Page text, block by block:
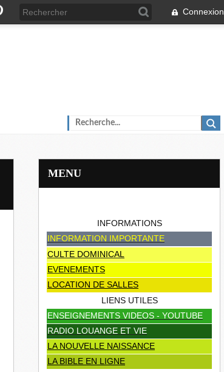
Connexion
MENU
INFORMATIONS
INFORMATION IMPORTANTE
CULTE DOMINICAL
EVENEMENTS
LOCATION DE SALLES
LIENS UTILES
ENSEIGNEMENTS VIDEOS - YOUTUBE
RADIO LOUANGE ET VIE
LA NOUVELLE NAISSANCE
LA BIBLE EN LIGNE